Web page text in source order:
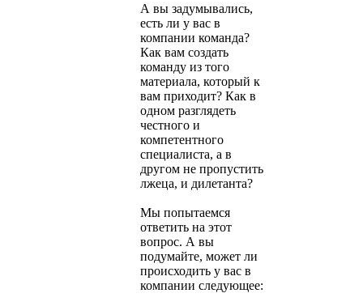
А вы задумывались,
есть ли у вас в
компании команда?
Как вам создать
команду из того
материала, который к
вам приходит? Как в
одном разглядеть
честного и
компетентного
специалиста, а в
другом не пропустить
лжеца, и дилетанта?
Мы попытаемся
ответить на этот
вопрос. А вы
подумайте, может ли
происходить у вас в
компании следующее: